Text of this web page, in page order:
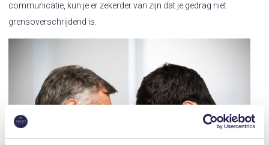
communicatie, kun je er zekerder van zijn dat je gedrag niet
grensoverschrijdend is.